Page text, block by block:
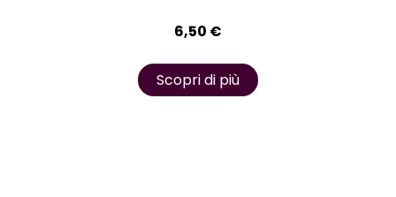
6,50 €
Scopri di più